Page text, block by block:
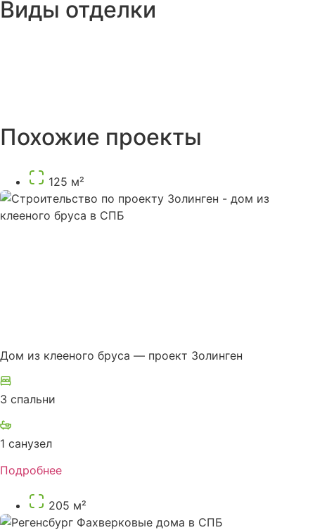
Виды отделки
Похожие проекты
125 м²
Дом из клееного бруса — проект Золинген
3 спальни
1 санузел
Подробнее
205 м²